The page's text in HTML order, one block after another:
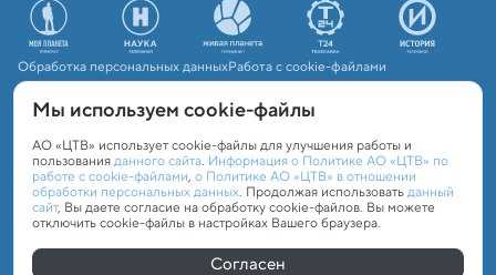
Обработка персональных данныхРабота с cookie-файлами
Мы используем сookie-файлы
АО «ЦТВ» использует cookie-файлы для улучшения работы и
пользованияданного сайта. Информация о Политике АО «ЦТВ» по
работе с cookie-файлами, о Политике АО «ЦТВ» в отношении
обработки персональных данных. Продолжая использоватьданный
сайт, Вы даете согласие на обработку cookie-файлов. Вы можете
отключить cookie-файлы в настройках Вашего браузера.
Согласен